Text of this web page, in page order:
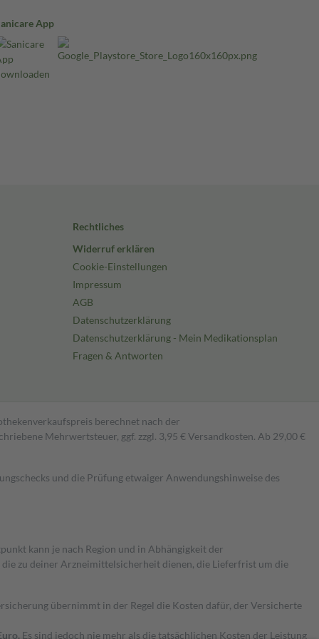
App
Rechtliches
Widerruf erklären
Cookie-Einstellungen
Impressum
AGB
Datenschutzerklärung
Datenschutzerklärung - Mein Medikationsplan
Fragen & Antworten
berechnet nach der
Mehrwertsteuer, ggf. zzgl. 3,95 € Versandkosten. Ab 29,00 €
und die Prüfung etwaiger Anwendungshinweise des
kann je nach Region und in Abhängigkeit der
zu deiner Arzneimittelsicherheit dienen, die Lieferfrist um die
übernimmt in der Regel die Kosten dafür, der Versicherte
Es sind jedoch nie mehr als die tatsächlichen Kosten der Leistung